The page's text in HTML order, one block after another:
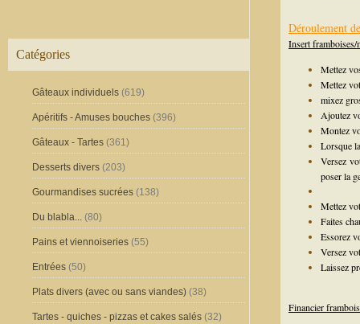
Catégories
Gâteaux individuels (619)
Apéritifs - Amuses bouches (396)
Gâteaux - Tartes (361)
Desserts divers (203)
Gourmandises sucrées (138)
Du blabla... (80)
Pains et viennoiseries (55)
Entrées (50)
Plats divers (avec ou sans viandes) (38)
Tartes - quiches - pizzas et cakes salés (32)
Déroulement
Insert
Mettez
Mettez
mixez
Ajoutez
Montez
Lorsque
Versez
poser la
Mettez
Faites
Essorez
Versez
Laissez
Financier